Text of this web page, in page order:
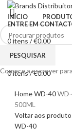
INÍCIO
ENTRE EM
0itens /€0.00
Menu
0itens/€0.00
HomeWD-40
500ML
Voltar aos
WD-40
PESQUISAR
Comece a escrever